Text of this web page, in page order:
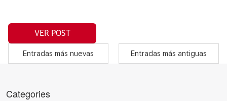
VER POST
Entradas más nuevas Entradas más antiguas
Categories